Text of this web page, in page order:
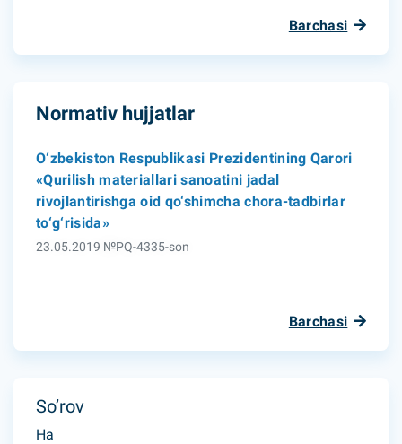
Barchasi
Normativ hujjatlar
O‘zbekiston Respublikasi Prezidentining Qarori
«Qurilish materiallari sanoatini jadal
rivojlantirishga oid qo‘shimcha chora-tadbirlar
to‘g‘risida»
23.05.2019 №PQ-4335-son
Barchasi
So’rov
Ha